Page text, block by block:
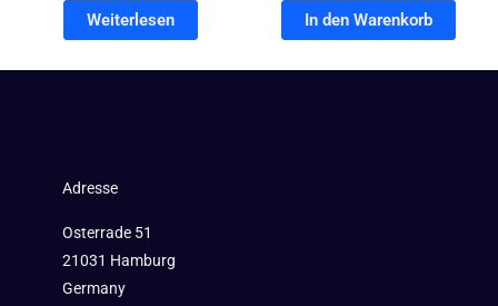
Weiterlesen In den Warenkorb
Adresse
Osterrade 51
21031 Hamburg
Germany